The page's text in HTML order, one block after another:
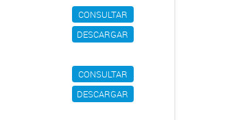
CONSULTAR
DESCARGAR
CONSULTAR
DESCARGAR